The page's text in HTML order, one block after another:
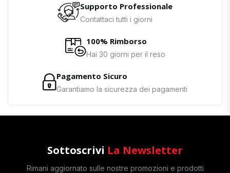
Supporto Professionale
Contattaci tutti i giorni
100% Rimborso
Hai 30 giorni per il reso
Pagamento Sicuro
Garantiamo la sicurezza dei pagamenti
Sottoscrivi La Newsletter
Rimani aggiornato sulle nostre promozioni e prodotti